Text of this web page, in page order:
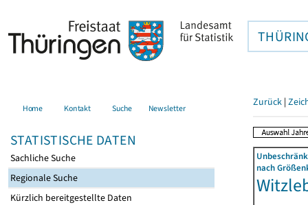
Home Kontakt Suche Newsletter
STATISTISCHE DATEN
Sachliche Suche
Regionale Suche
Kürzlich bereitgestellte Daten
Zurück |
nach